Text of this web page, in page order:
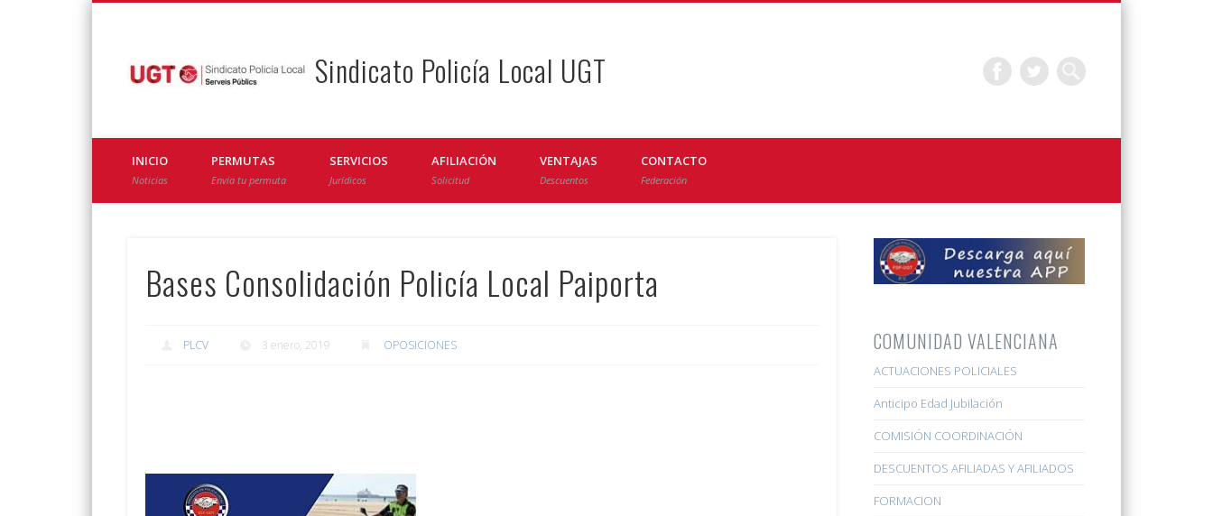
Sindicato Policía Local UGT
FacebookTwitter
INICIO
Noticias
PERMUTAS
Envía tu permuta
SERVICIOS
Jurídicos
AFILIACIÓN
Solicitud
VENTAJAS
Descuentos
CONTACTO
Federación
Bases Consolidación Policía Local Paiporta
PLCV 3 enero, 2019 OPOSICIONES COMUNIDAD VALENCIANA
ACTUACIONES POLICIALES
Anticipo Edad Jubilación
COMISIÓN COORDINACIÓN
DESCUENTOS AFILIADAS Y AFILIADOS
FORMACION